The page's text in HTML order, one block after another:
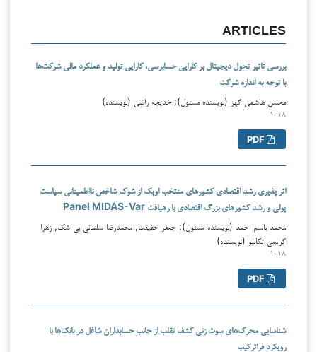
ARTICLES
بررسی تاثیر تحول دیجیتال بر کارایی حسابرسی، کارایی تولید و عملکرد مالی شرکت‌ها
با توجه به اندازه شرکت
محسن هاشمی‌ گهر (نویسنده مسئول); خدیجه راضی (نویسنده)
۱-۱۸
اثر پذیری رشد اقتصادی کشورهای منتخب اوپک از شوک شاخص نااطمینانی سیاست
پولی و رشد کشورهای بزرگ اقتصادی با رهیافت Panel MIDAS-Var
محمد باسم احمد (نویسنده مسئول); جعفر حقیقت, محمدرضا سلمانی بی شک, زهرا
کریمی تکانلو (نویسنده)
۱-۱۸
شناسایی محرک‌های سوت زنی کشف تقلب از جانب حسابداران شاغل در بانک‌ها با
رویکرد فراترکیب